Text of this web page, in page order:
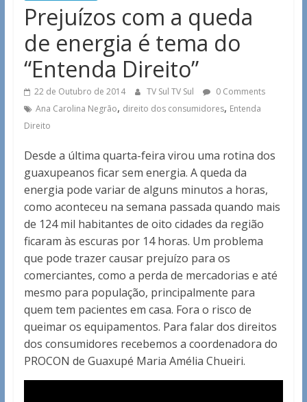
Guaxupé
região.
Prejuízos com a queda
de energia é tema do
“Entenda Direito”
22 de Outubro de 2014 TV Sul TV Sul
0 Comments
Ana Carolina Negrão, direito dos consumidores, Entenda
Direito
Desde a última quarta-feira virou uma rotina dos
guaxupeanos ficar sem energia. A queda da
energia pode variar de alguns minutos a horas,
como aconteceu na semana passada quando mais
de 124 mil habitantes de oito cidades da região
ficaram às escuras por 14 horas. Um problema
que pode trazer causar prejuízo para os
comerciantes, como a perda de mercadorias e até
mesmo para população, principalmente para
quem tem pacientes em casa. Fora o risco de
queimar os equipamentos. Para falar dos direitos
dos consumidores recebemos a coordenadora do
PROCON de Guaxupé Maria Amélia Chueiri.